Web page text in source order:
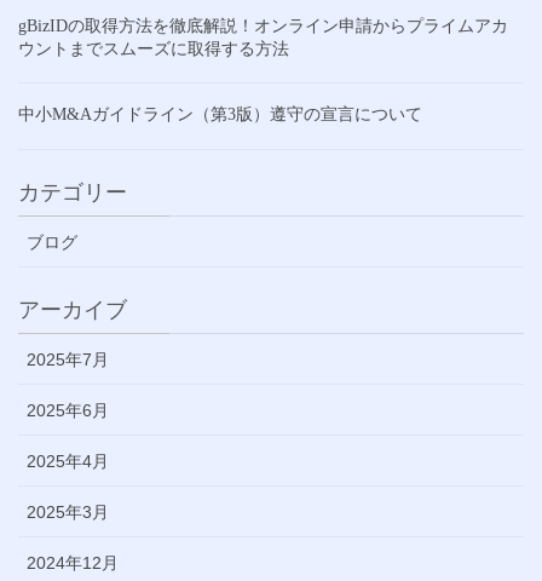
gBizIDの取得方法を徹底解説！オンライン申請からプライムアカ
ウントまでスムーズに取得する方法
中小M&Aガイドライン（第3版）遵守の宣言について
カテゴリー
ブログ
アーカイブ
2025年7月
2025年6月
2025年4月
2025年3月
2024年12月